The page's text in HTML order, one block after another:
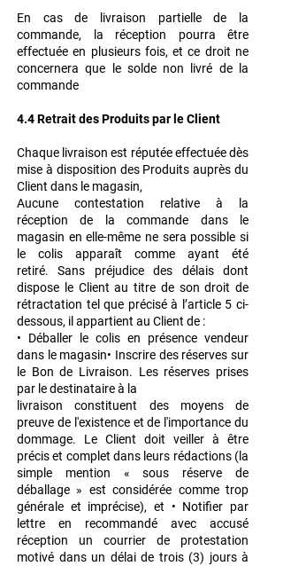
En cas de livraison partielle de la
commande, la réception pourra être
effectuée en plusieurs fois, et ce droit ne
concernera que le solde non livré de la
commande
4.4 Retrait des Produits par le Client
Chaque livraison est réputée effectuée dès
mise à disposition des Produits auprès du
Client dans le magasin,
Aucune contestation relative à la
réception de la commande dans le
magasin en elle-même ne sera possible si
le colis apparaît comme ayant été
retiré.Sans préjudice des délais dont
dispose le Client au titre de son droit de
rétractation tel que précisé à l’article 5 ci-
dessous, il appartient au Client de :
• Déballer le colis en présence vendeur
dans le magasin• Inscrire des réserves sur
le Bon de Livraison. Les réserves prises
par le destinataire à la
livraison constituent des moyens de
preuve de l'existence et de l'importance du
dommage. Le Client doit veiller à être
précis et complet dans leurs rédactions (la
simple mention « sous réserve de
déballage » est considérée comme trop
générale et imprécise), et • Notifier par
lettre en recommandé avec accusé
réception un courrier de protestation
motivé dans un délai de trois (3) jours à